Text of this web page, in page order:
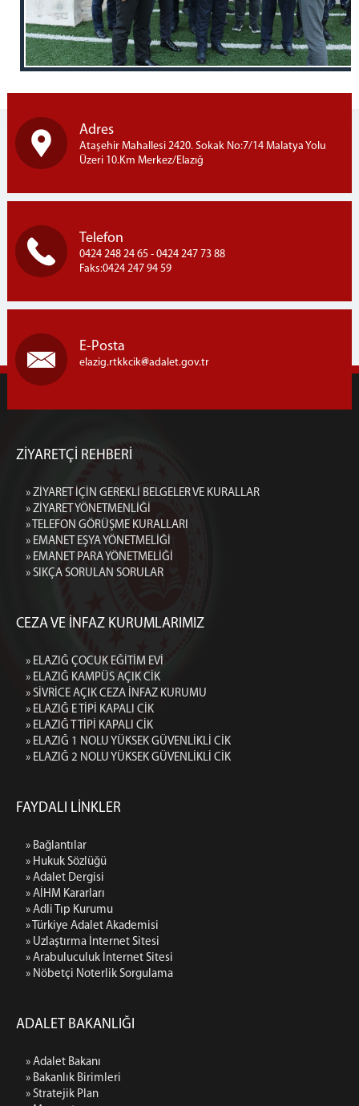
Adres
Ataşehir Mahallesi 2420. Sokak No:7/14 Malatya Yolu
Üzeri 10.Km Merkez/Elazığ
Telefon
0424 248 24 65 - 0424 247 73 88
Faks:0424 247 94 59
E-Posta
elazig.rtkkcik adalet.gov.tr
ZİYARETÇİ REHBERİ
» ZİYARET İÇİN GEREKLİ BELGELER VE KURALLAR
» ZİYARET YÖNETMENLİĞİ
» TELEFON GÖRÜŞME KURALLARI
» EMANET EŞYA YÖNETMELİĞİ
» EMANET PARA YÖNETMELİĞİ
» SIKÇA SORULAN SORULAR
CEZA VE İNFAZ KURUMLARIMIZ
» ELAZIĞ ÇOCUK EĞİTİM EVİ
» ELAZIĞ KAMPÜS AÇIK CİK
» SİVRİCE AÇIK CEZA İNFAZ KURUMU
» ELAZIĞ E TİPİ KAPALI CİK
» ELAZIĞ T TİPİ KAPALI CİK
» ELAZIĞ 1 NOLU YÜKSEK GÜVENLİKLİ CİK
» ELAZIĞ 2 NOLU YÜKSEK GÜVENLİKLİ CİK
FAYDALI LİNKLER
» Bağlantılar
» Hukuk Sözlüğü
» Adalet Dergisi
» AİHM Kararları
» Adli Tıp Kurumu
» Türkiye Adalet Akademisi
» Uzlaştırma İnternet Sitesi
» Arabuluculuk İnternet Sitesi
» Nöbetçi Noterlik Sorgulama
ADALET BAKANLIĞI
» Adalet Bakanı
» Bakanlık Birimleri
» Stratejik Plan